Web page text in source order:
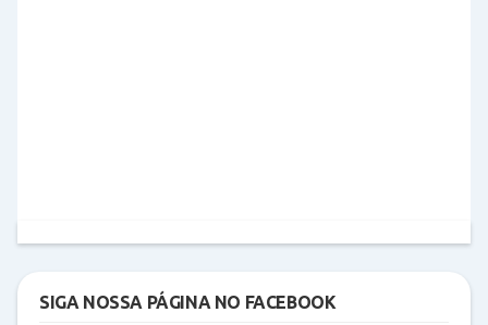
SIGA NOSSA PÁGINA NO FACEBOOK